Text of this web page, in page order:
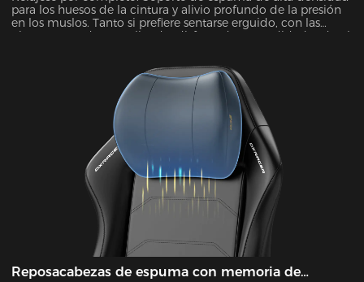
para los huesos de la cintura y alivio profundo de la presión
en los muslos. Tanto si prefiere sentarse erguido, con las
piernas cruzadas o reclinado, disfrute de comodidad todo el
Reposacabezas de espuma con memoria de